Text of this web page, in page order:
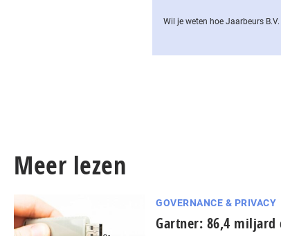
Wil je weten hoe Jaarbeurs
Meer lezen
GOVERNANCE & PRIVACY
Gartner: 86,4